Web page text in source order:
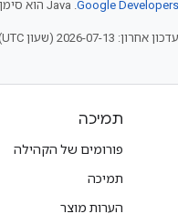
Google Developers‏.‏ Java הוא סימן מסחרי רשום של חברת Oracle ו/או של השותפים העצמאיים שלה.
עדכון אחרון: 2026-07-13 (שעון UTC).
תמיכה
פורומים של הקהילה
תמיכה
הערות מוצר